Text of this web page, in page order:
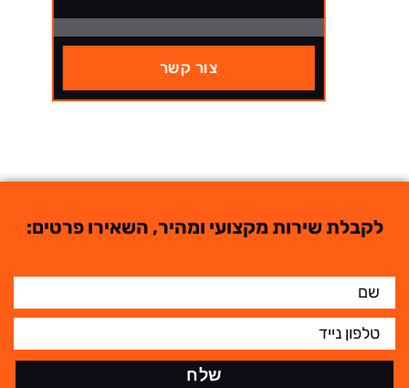
לקבלת שירות מקצועי ומהיר, השאירו פרטים:
שלח